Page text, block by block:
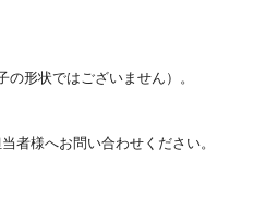
形状ではございません）。
者様へお問い合わせください。